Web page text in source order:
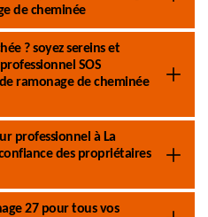
de cheminée
? soyez sereins et
SOS
ramonage de cheminée
professionnel à La
des propriétaires
27 pour tous vos